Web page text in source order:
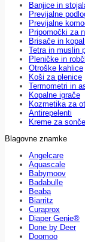
Banjice in
Previjalne
Previjalne
Pripomočki za
Brisače in
Tetra in muslin
Pleničke in
Otroške kahlice
Koši za plenice
Termometri in
Kopalne igrače
Kozmetika za
Antirepelenti
Kreme za
Blagovne znamke
Angelcare
Aquascale
Babymoov
Badabulle
Beaba
Biarritz
Curaprox
Diaper Genie®
Done by Deer
Doomoo